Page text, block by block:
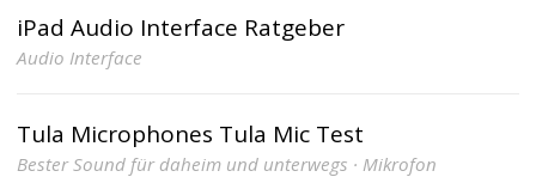
iPad Audio Interface Ratgeber
Audio Interface
Tula Microphones Tula Mic Test
Bester Sound für daheim und unterwegs · Mikrofon